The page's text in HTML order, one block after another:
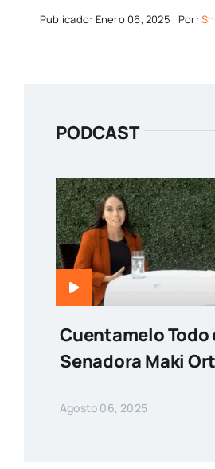
Publicado: Enero 06, 2025 Por:
PODCAST
Cuentamelo Todo
Senadora Maki
Agosto 06, 2025